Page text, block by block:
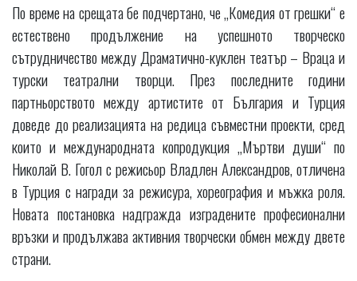
По време на срещата бе подчертано, че „Комедия от грешки“ е
естествено продължение на успешното творческо
сътрудничество между Драматично-куклен театър – Враца и
турски театрални творци. През последните години
партньорството между артистите от България и Турция
доведе до реализацията на редица съвместни проекти, сред
които и международната копродукция „Мъртви души“ по
Николай В. Гогол с режисьор Владлен Александров, отличена
в Турция с награди за режисура, хореография и мъжка роля.
Новата постановка надгражда изградените професионални
връзки и продължава активния творчески обмен между двете
страни.